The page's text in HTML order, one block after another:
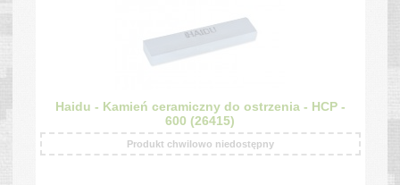
Haidu - Kamień ceramiczny do ostrzenia - HCP -
600 (26415)
Produkt chwilowo niedostępny